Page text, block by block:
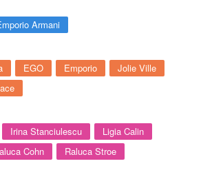
Armani
EGO Emporio
Jolie Ville
Irina Stanciulescu
Ligia Calin
Cohn
Raluca Stroe